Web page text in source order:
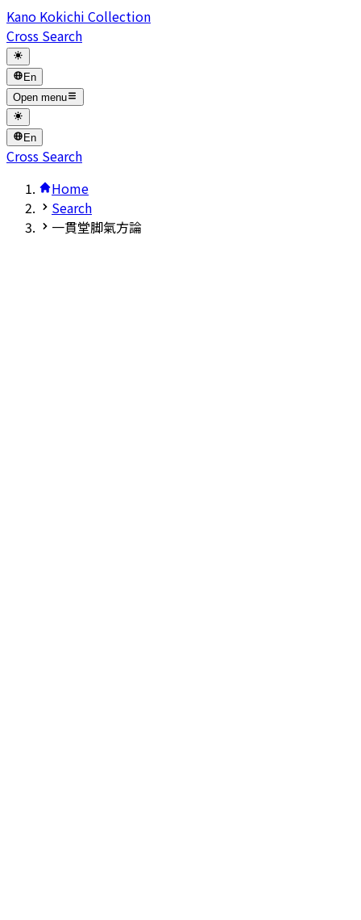
Kano Kokichi Collection
Cross Search
En
Open menu
En
Cross Search
Home
Search
一貫堂脚氣方論